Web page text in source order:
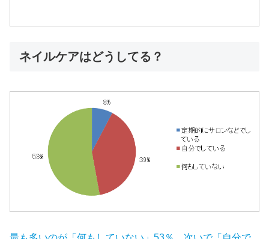
ネイルケアはどうしてる？